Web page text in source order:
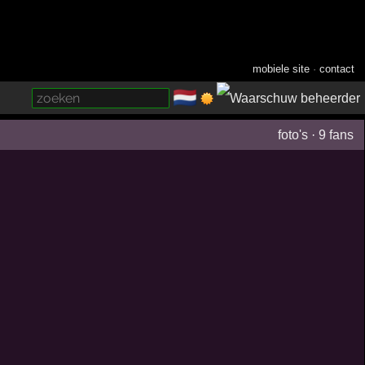
mobiele site ·contact
🇳🇱
foto's ·9 fans